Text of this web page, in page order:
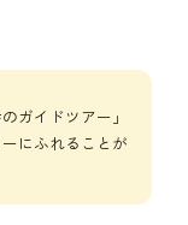
ガイドツアー」
にふれることが